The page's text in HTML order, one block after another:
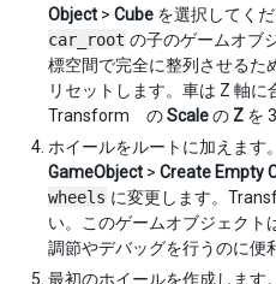
Object > Cube を選択してく
car_root の子のゲームオブ
標空間で完全に整列させるた
リセットします。車は Z 軸に
Transform のScaleの Z を
ホイールをルートに加えます。
GameObject > Create Empty
wheels に変更します。
い。このゲームオブジェクト
調節やデバッグを行うのに便
最初のホイールを作成します。